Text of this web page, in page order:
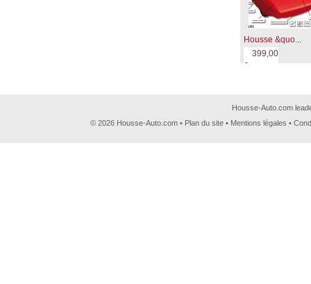
Housse &quo...
399,00
€
Housse-Auto.com
© 2026 Housse-Auto.com • Plan du site • Mentions légales •